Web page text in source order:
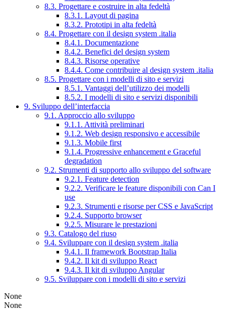
8.3. Progettare e costruire in alta fedeltà
8.3.1. Layout di pagina
8.3.2. Prototipi in alta fedeltà
8.4. Progettare con il design system .italia
8.4.1. Documentazione
8.4.2. Benefici del design system
8.4.3. Risorse operative
8.4.4. Come contribuire al design system .italia
8.5. Progettare con i modelli di sito e servizi
8.5.1. Vantaggi dell’utilizzo dei modelli
8.5.2. I modelli di sito e servizi disponibili
9. Sviluppo dell’interfaccia
9.1. Approccio allo sviluppo
9.1.1. Attività preliminari
9.1.2. Web design responsivo e accessibile
9.1.3. Mobile first
9.1.4. Progressive enhancement e Graceful
degradation
9.2. Strumenti di supporto allo sviluppo del software
9.2.1. Feature detection
9.2.2. Verificare le feature disponibili con Can I
use
9.2.3. Strumenti e risorse per CSS e JavaScript
9.2.4. Supporto browser
9.2.5. Misurare le prestazioni
9.3. Catalogo del riuso
9.4. Sviluppare con il design system .italia
9.4.1. Il framework Bootstrap Italia
9.4.2. Il kit di sviluppo React
9.4.3. Il kit di sviluppo Angular
9.5. Sviluppare con i modelli di sito e servizi
None
None